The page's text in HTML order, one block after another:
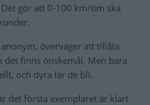
gör att 0-100 km/tim ska
överväger att tillåta
det finns önskemål. Men bara
och dyra lär de bli.
det första exemplaret är klart